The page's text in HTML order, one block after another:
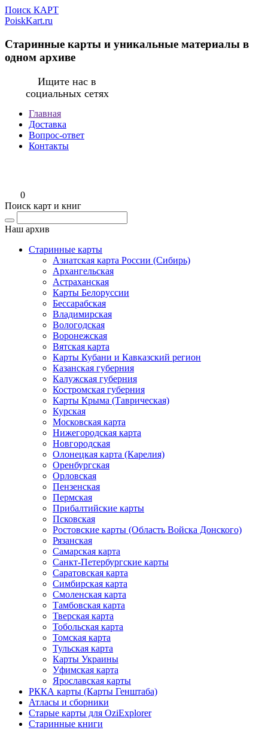
Поиск КАРТ
PoiskKart.ru
Старинные карты и уникальные материалы в
одном архиве
Ищите нас в
социальных сетях
Главная
Доставка
Вопрос-ответ
Контакты
0
Поиск карт и книг
Наш архив
Старинные карты
Азиатская карта России (Сибирь)
Архангельская
Астраханская
Карты Белоруссии
Бессарабская
Владимирская
Вологодская
Воронежская
Вятская карта
Карты Кубани и Кавказский регион
Казанская губерния
Калужская губерния
Костромская губерния
Карты Крыма (Таврическая)
Курская
Московская карта
Нижегородская карта
Новгородская
Олонецкая карта (Карелия)
Оренбургская
Орловская
Пензенская
Пермская
Прибалтийские карты
Псковская
Ростовские карты (Область Войска Донского)
Рязанская
Самарская карта
Санкт-Петербургские карты
Саратовская карта
Симбирская карта
Смоленская карта
Тамбовская карта
Тверская карта
Тобольская карта
Томская карта
Тульская карта
Карты Украины
Уфимская карта
Ярославская карты
РККА карты (Карты Генштаба)
Атласы и сборники
Старые карты для OziExplorer
Старинные книги